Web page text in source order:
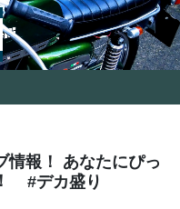
情報！ あなたにぴっ
#デカ盛り